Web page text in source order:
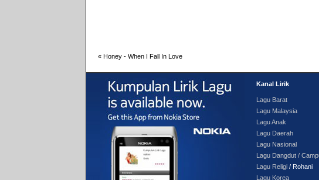
« Honey - When I Fall In Love
Kanal Lirik
Lagu Barat
Lagu Malaysia
Lagu Anak
Lagu Daerah
Lagu Nasional
Lagu Dangdut /
Lagu Religi / Rohani
Lagu Korea